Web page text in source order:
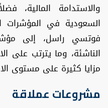
والاستدامة المالية،
السعودية في المؤشرات
فوتسي راسل، إلى
الناشئة، وما يترتب على
مزايا كثيرة على مستوى
مشروعات عملاقة